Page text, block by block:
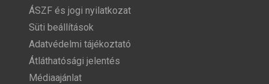
ÁSZF és jogi nyilatkozat
Süti beállítások
Adatvédelmi tájékoztató
Átláthatósági jelentés
Médiaajánlat